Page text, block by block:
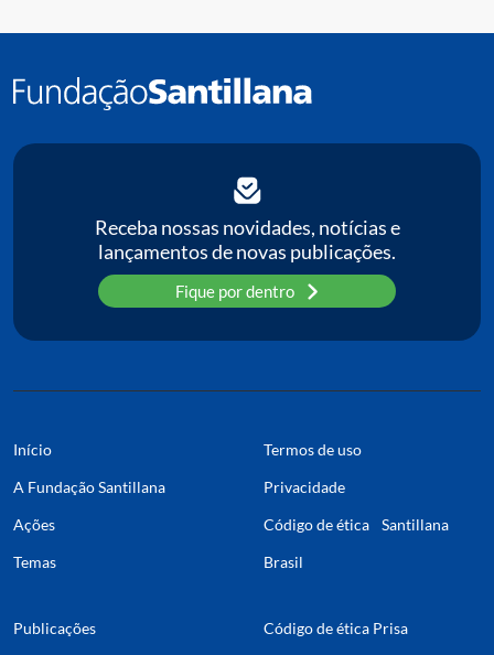
Receba nossas novidades, notícias e
lançamentos de novas publicações.
Fique por dentro
Início
A Fundação Santillana
Ações
Temas
Publicações
Termos de uso
Privacidade
Código de ética Santillana
Brasil
Código de ética Prisa